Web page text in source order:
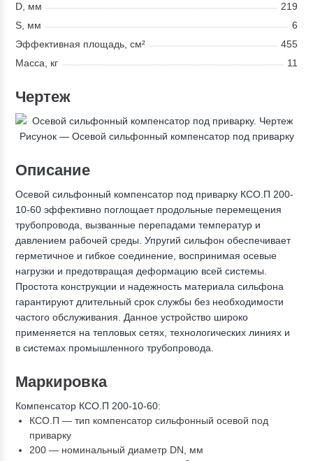
D, мм
219
S, мм
6
Эффективная площадь, см²
455
Масса, кг
11
Чертеж
Рисунок — Осевой сильфонный компенсатор под приварку
Описание
Осевой сильфонный компенсатор под приварку КСО.П 200-
10-60 эффективно поглощает продольные перемещения
трубопровода, вызванные перепадами температур и
давлением рабочей среды. Упругий сильфон обеспечивает
герметичное и гибкое соединение, воспринимая осевые
нагрузки и предотвращая деформацию всей системы.
Простота конструкции и надежность материала сильфона
гарантируют длительный срок службы без необходимости
частого обслуживания. Данное устройство широко
применяется на тепловых сетях, технологических линиях и
в системах промышленного трубопровода.
Маркировка
Компенсатор КСО.П 200-10-60:
КСО.П — тип компенсатор сильфонный осевой под
приварку
200 — номинальный диаметр DN, мм